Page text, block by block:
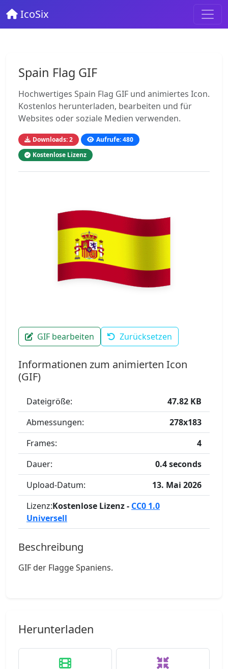
IcoSix
Spain Flag GIF
Hochwertiges Spain Flag GIF und animiertes Icon.
Kostenlos herunterladen, bearbeiten und für
Websites oder soziale Medien verwenden.
Downloads: 2
Aufrufe: 480
Kostenlose Lizenz
GIF bearbeiten Zurücksetzen
Informationen zum animierten Icon
(GIF)
Dateigröße:
47.82 KB
Abmessungen:
278x183
Frames:
4
Dauer:
0.4 seconds
Upload-Datum:
13. Mai 2026
Lizenz:Kostenlose Lizenz - CC0 1.0
Universell
Beschreibung
GIF der Flagge Spaniens.
Herunterladen